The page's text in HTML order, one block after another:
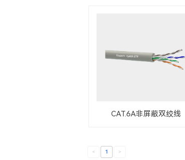
CAT.6A非屏蔽双绞线
< 1 >